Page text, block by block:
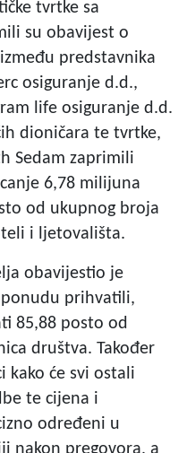
tvrtke sa
su obavijest o
predstavnika
osiguranje d.d.,
life osiguranje d.d.
dioničara te tvrtke,
Sedam zaprimili
6,78 milijuna
od ukupnog broja
i ljetovališta.
obavijestio je
prihvatili,
85,88 posto od
društva. Također
kako će svi ostali
te cijena i
određeni u
nakon pregovora, a